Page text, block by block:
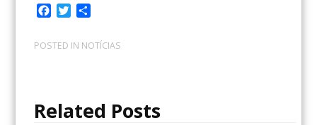
c
e
k
i
t
m
p
i
POSTED IN NOTÍCIAS
Related Posts